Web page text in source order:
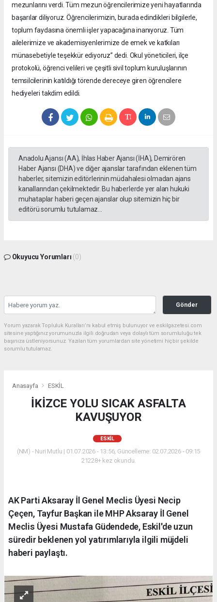
mezunlarını verdi. Tüm mezun öğrencilerimize yeni hayatlarında
başarılar diliyoruz. Öğrencilerimizin, burada edindikleri bilgilerle,
toplum faydasına önemli işler yapacağına inanıyoruz. Tüm
ailelerimize ve akademisyenlerimize de emek ve katkıları
münasebetiyle teşekkür ediyoruz” dedi. Okul yöneticileri, ilçe
protokolü, öğrenci velileri ve çeşitli sivil toplum kuruluşlarının
temsilcilerinin katıldığı törende dereceye giren öğrencilere
hediyeleri takdim edildi.
Anadolu Ajansı (AA), İhlas Haber Ajansı (İHA), Demirören
Haber Ajansı (DHA) ve diğer ajanslar tarafından eklenen tüm
haberler, sitemizin editörlerinin müdahalesi olmadan ajans
kanallarından çekilmektedir. Bu haberlerde yer alan hukuki
muhataplar haberi geçen ajanslar olup sitemizin hiç bir
editörü sorumlu tutulamaz...
Okuyucu Yorumları (0)
Gönder
Yorum yazarak Topluluk Kuralları’nı kabul etmiş bulunuyor ve eskilgazetesi.com
sitesine yaptığınız yorumunuzla ilgili doğrudan veya dolaylı tüm sorumluluğu tek
başınıza üstleniyorsunuz. Yazılan tüm yorumlardan site yönetimi hiçbir şekilde
sorumlu tutulamaz.
Anasayfa ESKİL
İKİZCE YOLU SICAK ASFALTA
KAVUŞUYOR
ESKİL
(NM) - Nuri Mutlu | 01.07.2026 - 13:56, Güncelleme: 02.07.2026 - 09:15
21228+ kez okundu.
AK Parti Aksaray İl Genel Meclis Üyesi Necip
Çeçen, Tayfur Başkan ile MHP Aksaray İl Genel
Meclis Üyesi Mustafa Güdendede, Eskil'de uzun
süredir beklenen yol yatırımlarıyla ilgili müjdeli
haberi paylaştı.